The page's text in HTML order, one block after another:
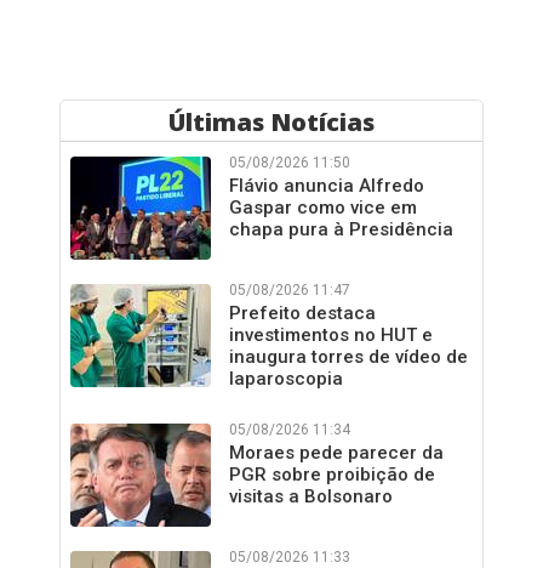
Últimas Notícias
05/08/2026 11:50
Flávio anuncia Alfredo
Gaspar como vice em
chapa pura à Presidência
05/08/2026 11:47
Prefeito destaca
investimentos no HUT e
inaugura torres de vídeo de
laparoscopia
05/08/2026 11:34
Moraes pede parecer da
PGR sobre proibição de
visitas a Bolsonaro
05/08/2026 11:33